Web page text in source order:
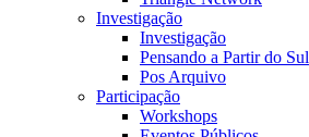
Investigação
Investigação
Pensando a Partir do Sul
Pos Arquivo
Participação
Workshops